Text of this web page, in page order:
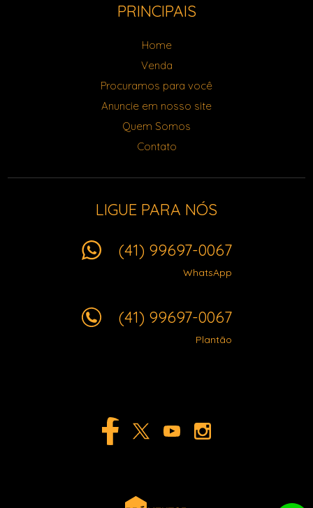
PRINCIPAIS
Home
Venda
Procuramos para você
Anuncie em nosso site
Quem Somos
Contato
LIGUE PARA NÓS
(41) 99697-0067
WhatsApp
(41) 99697-0067
Plantão